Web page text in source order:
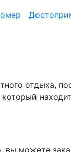
отдыха,
вы можете